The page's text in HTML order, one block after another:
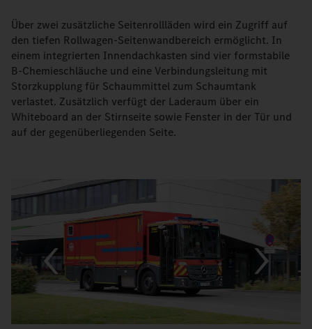
Über zwei zusätzliche Seitenrollläden wird ein Zugriff auf
den tiefen Rollwagen-Seitenwandbereich ermöglicht. In
einem integrierten Innendachkasten sind vier formstabile
B-Chemieschläuche und eine Verbindungsleitung mit
Storzkupplung für Schaummittel zum Schaumtank
verlastet. Zusätzlich verfügt der Laderaum über ein
Whiteboard an der Stirnseite sowie Fenster in der Tür und
auf der gegenüberliegenden Seite.